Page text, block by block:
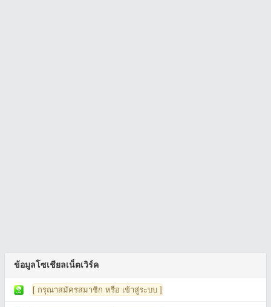
ข้อมูลโซเชียลเน็ตเวิร์ค
[ กรุณาสมัครสมาชิก หรือ เข้าสู่ระบบ ]